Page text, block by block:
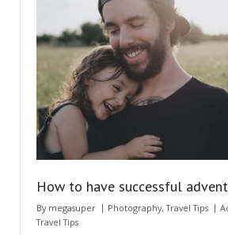
How to have successful
By megasuper Photography,Travel Tips
Travel Tips